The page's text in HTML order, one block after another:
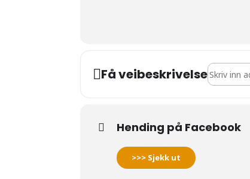
Få veibeskrivelseAddress -
Hending på Facebook
>>> Sjekk ut